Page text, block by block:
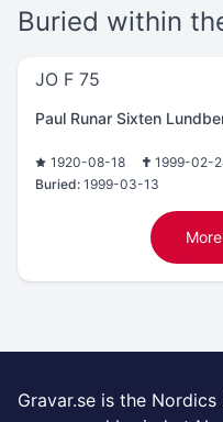
Buried within
JO F 75
Paul Runar Sixten
1920-08-18
1999-02-
Buried: 1999-03-13
Gravar.se is the